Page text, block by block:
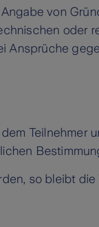
von
oder
Ansprüche
Teilnehmer
so bleibt